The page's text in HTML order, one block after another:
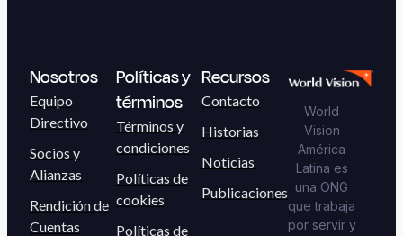
Nosotros
Equipo
Directivo
Socios y
Alianzas
Rendición de
Cuentas
Políticas y
términos
Términos y
condiciones
Políticas de
cookies
Políticas de
Recursos
Contacto
Historias
Noticias
Publicaciones
World
Vision
América
Latina es
una ONG
que trabaja
por servir y